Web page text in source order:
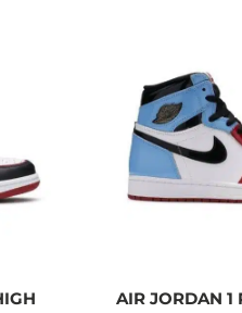
AIR JORDAN 1